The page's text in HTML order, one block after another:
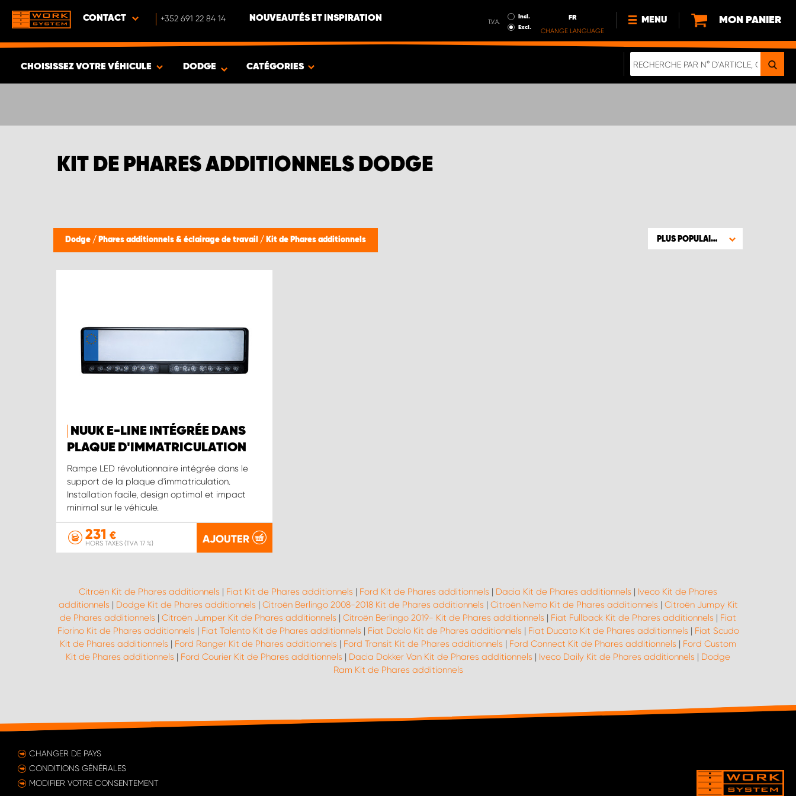
CONTACT +352 691 22 84 14 NOUVEAUTÉS ET INSPIRATION T.V.A.
Incl.
Excl.
FR
CHANGE LANGUAGE
MENU
NOUVEAUTÉS
MON PANIER
CHOISISSEZ VOTRE VÉHICULE DODGE CATÉGORIES
KIT DE PHARES ADDITIONNELS DODGE
Dodge / Phares additionnels & éclairage de travail / Kit de Phares additionnels PLUS POPULAIRE
NUUK E-LINE INTÉGRÉE DANS
PLAQUE D'IMMATRICULATION
Rampe LED révolutionnaire intégrée dans le
support de la plaque d'immatriculation.
Installation facile, design optimal et impact
minimal sur le véhicule.
231 €
HORS TAXES (TVA 17 %) AJOUTER
Citroën Kit de Phares additionnels | Fiat Kit de Phares additionnels | Ford Kit de Phares additionnels | Dacia Kit de Phares additionnels | Iveco Kit de Phares
additionnels | Dodge Kit de Phares additionnels | Citroën Berlingo 2008-2018 Kit de Phares additionnels | Citroën Nemo Kit de Phares additionnels | Citroën Jumpy Kit
de Phares additionnels | Citroën Jumper Kit de Phares additionnels | Citroën Berlingo 2019- Kit de Phares additionnels | Fiat Fullback Kit de Phares additionnels | Fiat
Fiorino Kit de Phares additionnels | Fiat Talento Kit de Phares additionnels | Fiat Doblo Kit de Phares additionnels | Fiat Ducato Kit de Phares additionnels | Fiat Scudo
Kit de Phares additionnels | Ford Ranger Kit de Phares additionnels | Ford Transit Kit de Phares additionnels | Ford Connect Kit de Phares additionnels | Ford Custom
Kit de Phares additionnels | Ford Courier Kit de Phares additionnels | Dacia Dokker Van Kit de Phares additionnels | Iveco Daily Kit de Phares additionnels | Dodge
Ram Kit de Phares additionnels
CHANGER DE PAYS
CONDITIONS GÉNÉRALES
MODIFIER VOTRE CONSENTEMENT